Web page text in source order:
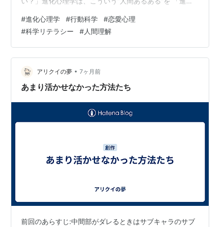
ようとする分野です。 ざっくり言うと、心＝現代社会で
作られた最新アプリ…だけじゃなくて、心＝生存と繁殖
のために設計されてきた機能の集合という見立て。 しろ
くま的に言うと──**「その行動、あなたの意思というよ
り、脳の“古参モジュール”が勝手に起動してる可能性があ
ります」**🐻💻 進化心理…
#進化心理学 #行動科学 #恋愛心理
#科学リテラシー #人間理解
アリクイの夢 • 7ヶ月前
あまり活かせなかった方法たち
前回のあらすじ:中間部がダレるときはサブキャラのサブ